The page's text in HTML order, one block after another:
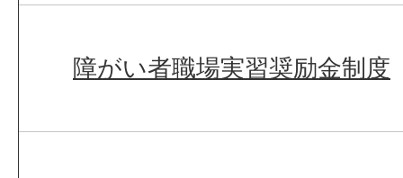
障がい者職場実習奨励金制度